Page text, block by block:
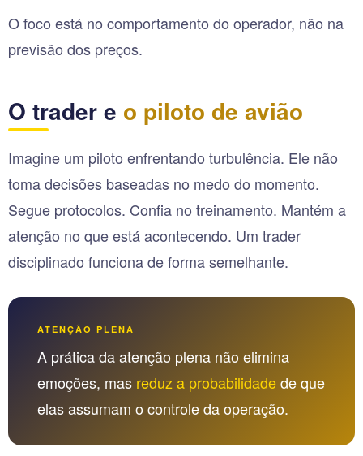
O foco está no comportamento do operador, não na
previsão dos preços.
O trader e o piloto de avião
Imagine um piloto enfrentando turbulência. Ele não
toma decisões baseadas no medo do momento.
Segue protocolos. Confia no treinamento. Mantém a
atenção no que está acontecendo. Um trader
disciplinado funciona de forma semelhante.
ATENÇÃO PLENA
A prática da atenção plena não elimina
emoções, mas reduz a probabilidadede que
elas assumam o controle da operação.